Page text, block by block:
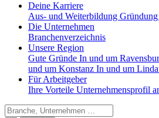
Deine Karriere
Aus- und Weiterbildung
Die Unternehmen
Branchenverzeichnis
Unsere Region
Gute Gründe In und um
und um Konstanz In und um
Für Arbeitgeber
Ihre Vorteile Unternehmensprofil